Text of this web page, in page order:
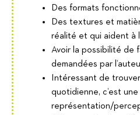
Des formats
Des textures et
réalité et qui aident à
Avoir la possibilité de
demandées par
Intéressant de
quotidienne, c’est une
représentation/